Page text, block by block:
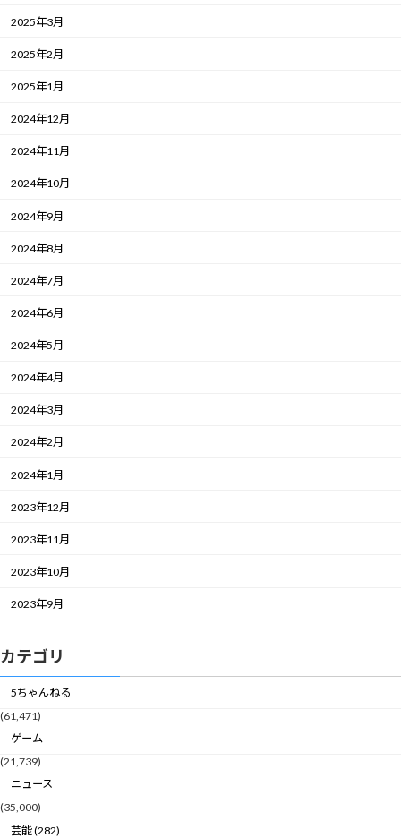
2025年3月
2025年2月
2025年1月
2024年12月
2024年11月
2024年10月
2024年9月
2024年8月
2024年7月
2024年6月
2024年5月
2024年4月
2024年3月
2024年2月
2024年1月
2023年12月
2023年11月
2023年10月
2023年9月
カテゴリ
5ちゃんねる
(61,471)
ゲーム
(21,739)
ニュース
(35,000)
芸能 (282)